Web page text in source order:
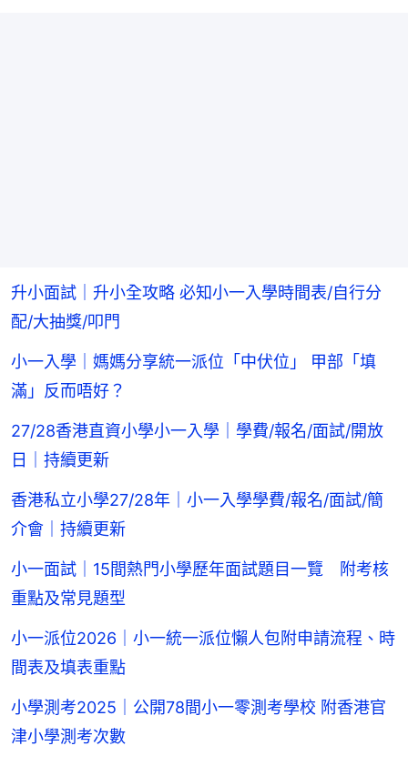
升小面試｜升小全攻略 必知小一入學時間表/自行分
配/大抽獎/叩門
小一入學｜媽媽分享統一派位「中伏位」 甲部「填
滿」反而唔好？
27/28香港直資小學小一入學｜學費/報名/面試/開放
日｜持續更新
香港私立小學27/28年｜小一入學學費/報名/面試/簡
介會｜持續更新
小一面試｜15間熱門小學歷年面試題目一覽 附考核
重點及常見題型
小一派位2026｜小一統一派位懶人包附申請流程、時
間表及填表重點
小學測考2025｜公開78間小一零測考學校 附香港官
津小學測考次數